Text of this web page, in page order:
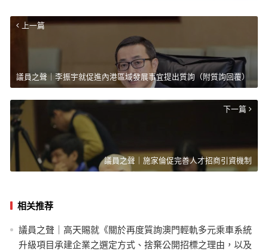
上一篇
議員之聲｜李振宇就促進內港區域發展事宜提出質詢（附質詢回覆）
下一篇
議員之聲｜施家倫促完善人才招商引資機制
相关推荐
議員之聲｜高天賜就《關於再度質詢澳門輕軌多元乘車系統
升級項目承建企業之選定方式、捨棄公開招標之理由，以及